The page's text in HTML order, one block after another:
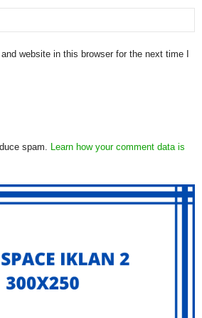
website in this browser for the next time I
spam. Learn how your comment data is